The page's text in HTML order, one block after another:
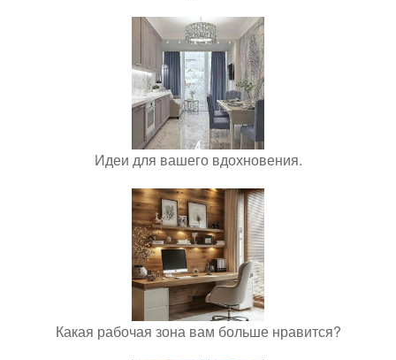
Идеи для вашего вдохновения.
Какая рабочая зона вам больше нравится?